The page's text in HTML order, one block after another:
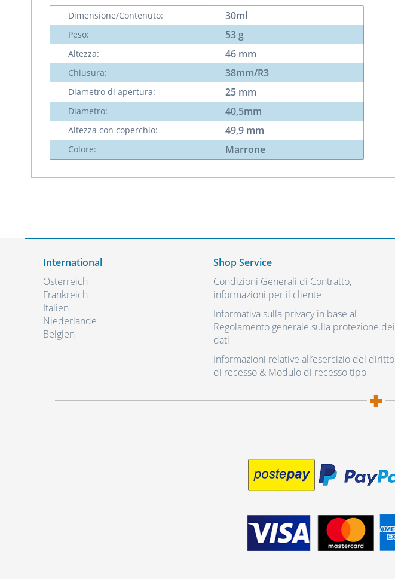
Dimensione/Contenuto: 30ml
Peso: 53 g
Altezza: 46 mm
Chiusura: 38mm/R3
Diametro di apertura: 25 mm
Diametro: 40,5mm
Altezza con coperchio: 49,9 mm
Colore: Marrone
International
Österreich
Frankreich
Italien
Niederlande
Belgien
Shop Service
Condizioni Generali di Contratto,
informazioni per il cliente
Informativa sulla privacy in base al
Regolamento generale sulla protezione dei
dati
Informazioni relative all’esercizio del diritto
di recesso & Modulo di recesso tipo